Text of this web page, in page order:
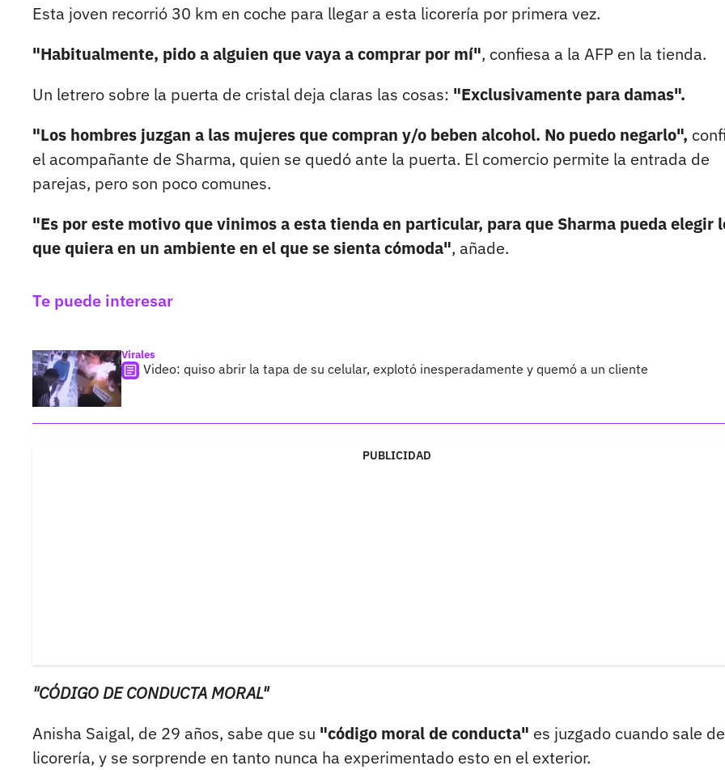
Esta joven recorrió 30 km en coche para llegar a esta licorería por primera vez.
"Habitualmente, pido a alguien que vaya a comprar por mí", confiesa a la AFP en la tienda.
Un letrero sobre la puerta de cristal deja claras las cosas: "Exclusivamente para damas".
"Los hombres juzgan a las mujeres que compran y/o beben alcohol. No puedo negarlo",
el acompañante de Sharma, quien se quedó ante la puerta. El comercio permite la entrada de
parejas, pero son poco comunes.
"Es por este motivo que vinimos a esta tienda en particular, para que Sharma pueda elegir
que quiera en un ambiente en el que se sienta cómoda", añade.
Te puede interesar
Virales
Video: quiso abrir la tapa de su celular, explotó inesperadamente y quemó a un cliente
PUBLICIDAD
"CÓDIGO DE CONDUCTA MORAL"
Anisha Saigal, de 29 años, sabe que su "código moral de conducta" es juzgado cuando sale
licorería, y se sorprende en tanto nunca ha experimentado esto en el exterior.